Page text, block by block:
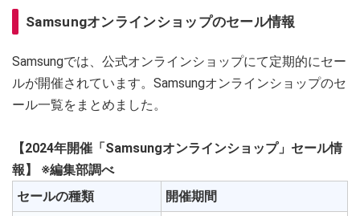
Samsungオンラインショップのセール情報
Samsungでは、公式オンラインショップにて定期的にセー
ルが開催されています。Samsungオンラインショップのセ
ール一覧をまとめました。
【2024年開催「Samsungオンラインショップ」セール情
報】 ※編集部調べ
セールの種類
開催期間